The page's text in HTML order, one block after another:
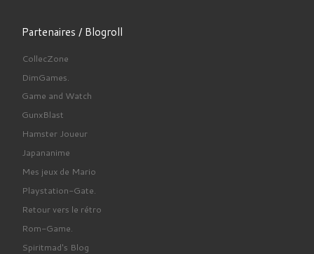
Partenaires / Blogroll
CollecZone
DimGames.
Game and Watch
GunxBlast
Hamster Joueur
Japananime
Mes jeux de Mario
Playstation-Gate.
Retour vers le rétro
Rom-Game.
Spiritmad's Blog